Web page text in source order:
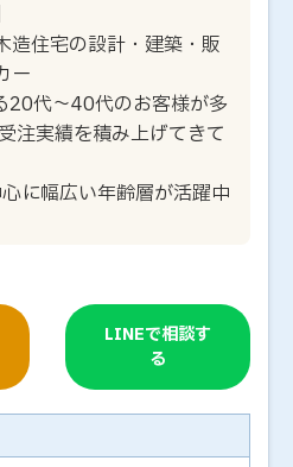
住宅の設計・建築・販
ー
代～40代のお客様が多
注実績を積み上げてきて
に幅広い年齢層が活躍中
LINEで相談す
る